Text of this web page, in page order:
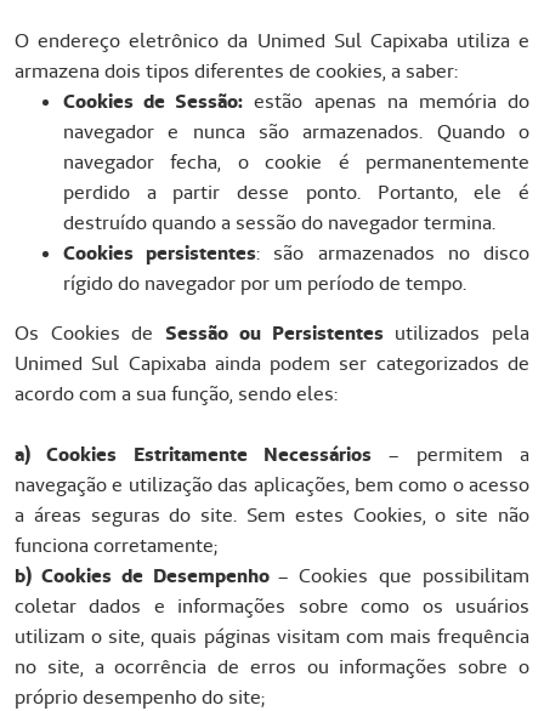
O endereço eletrônico da Unimed Sul Capixaba utiliza e
armazena dois tipos diferentes de cookies, a saber:
Cookies de Sessão: estão apenas na memória do
navegador e nunca são armazenados. Quando o
navegador fecha, o cookie é permanentemente
perdido a partir desse ponto. Portanto, ele é
destruído quando a sessão do navegador termina.
Cookies persistentes: são armazenados no disco
rígido do navegador por um período de tempo.
Os Cookies de Sessão ou Persistentesutilizados pela
Unimed Sul Capixaba ainda podem ser categorizados de
acordo com a sua função, sendo eles:
a) Cookies Estritamente Necessários – permitem a
navegação e utilização das aplicações, bem como o acesso
a áreas seguras do site. Sem estes Cookies, o site não
funciona corretamente;
b) Cookies de Desempenho– Cookies que possibilitam
coletar dados e informações sobre como os usuários
utilizam o site, quais páginas visitam com mais frequência
no site, a ocorrência de erros ou informações sobre o
próprio desempenho do site;